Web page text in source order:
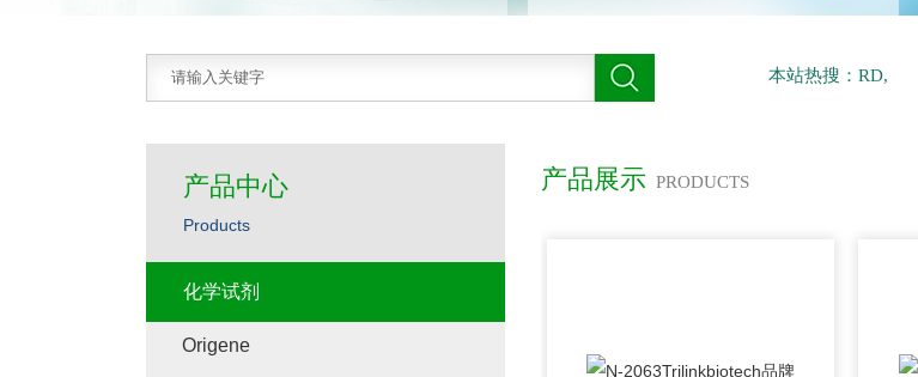
本站热搜：RD,
产品展示 PRODUCTS
产品中心
Products
化学试剂
Origene